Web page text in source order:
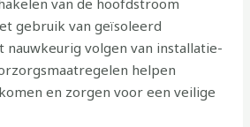
gebruik van geïsoleerd
nauwkeurig volgen van installatie-
helpen
en zorgen voor een veilige